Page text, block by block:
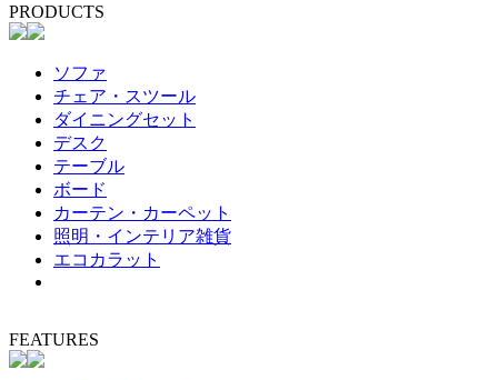
PRODUCTS
ソファ
チェア・スツール
ダイニングセット
デスク
テーブル
ボード
カーテン・カーペット
照明・インテリア雑貨
エコカラット
FEATURES